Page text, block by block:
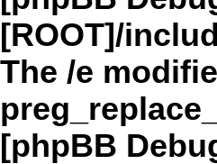
[ROOT]/
The /e
[phpBB